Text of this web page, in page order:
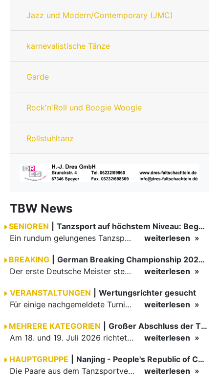
Jazz und Modern/Contemporary (JMC)
karnevalistische Tänze
Garde
Rock'n'Roll und Boogie Woogie
Rollstuhltanz
TBW News
SENIOREN
Tanzsport auf höchstem Niveau: Begeisterung bei den Turnieren in…
Ein rundum gelungenes Tanzsport-Wochenende liegt hinter den Paaren und Organisatoren in Enzklösterle. Am 1. und 2. August 2026 verwandelte sich die Festhalle wieder in einen lebendigen Mittelpunkt des…
weiterlesen
BREAKING
German Breaking Championship 2026 in Hannover
Der erste Deutsche Meister steht fest B-Boy Roman siegt bei den Juniors
weiterlesen
VERANSTALTUNGEN
Wertungsrichter gesucht
Für einige nachgemeldete Turniere im 2 Halbjahr sucht der ZWE noch Wertungsrichter.
weiterlesen
MEHRERE KATEGORIEN
Großer Abschluss der TBW-Trophy in Weinheim
Am 18. und 19. Juli 2026 richtete die Tanzsportabteilung (TSA) der TSG 1862 Weinheim das Abschlussturnier der diesjährigen TBW-Trophy-Serie aus. Zum traditionellen Saisonfinale kamen rund 400 Starts über…
weiterlesen
HAUPTGRUPPE
Nanjing - People's Republic of China
Die Paare aus dem Tanzsportverband Baden-Württemberg (TBW) haben beim hochklassig besetzten WDSF GrandSlam im chinesischen Nanjing wieder einmal auf internationalem Top-Niveau geglänzt. Das…
weiterlesen